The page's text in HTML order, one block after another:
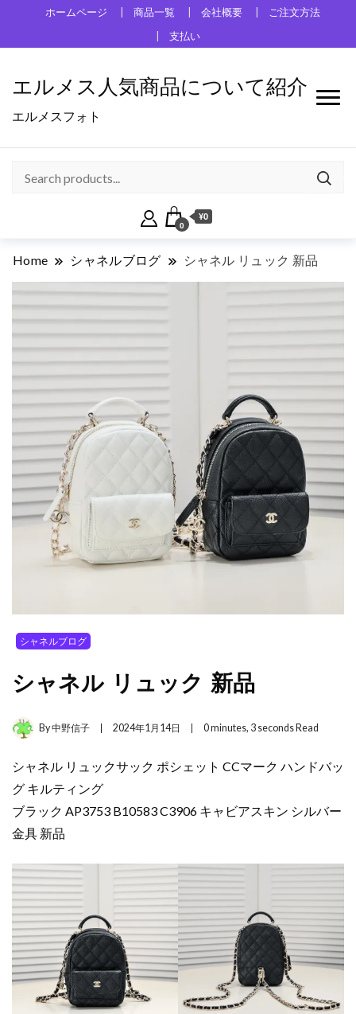
ホームページ 商品一覧 会社概要
ご注文方法
支払い
エルメス人気商品について紹介
エルメスフォト
0
¥0
Home シャネルブログ シャネル リュック 新品
シャネルブログ
シャネル リュック 新品
By中野信子 2024年1月14日 0 minutes, 3 seconds Read
シャネル リュックサック ポシェット CCマーク ハンドバッ
グ キルティング
ブラック AP3753 B10583 C3906 キャビアスキン シルバー
金具 新品